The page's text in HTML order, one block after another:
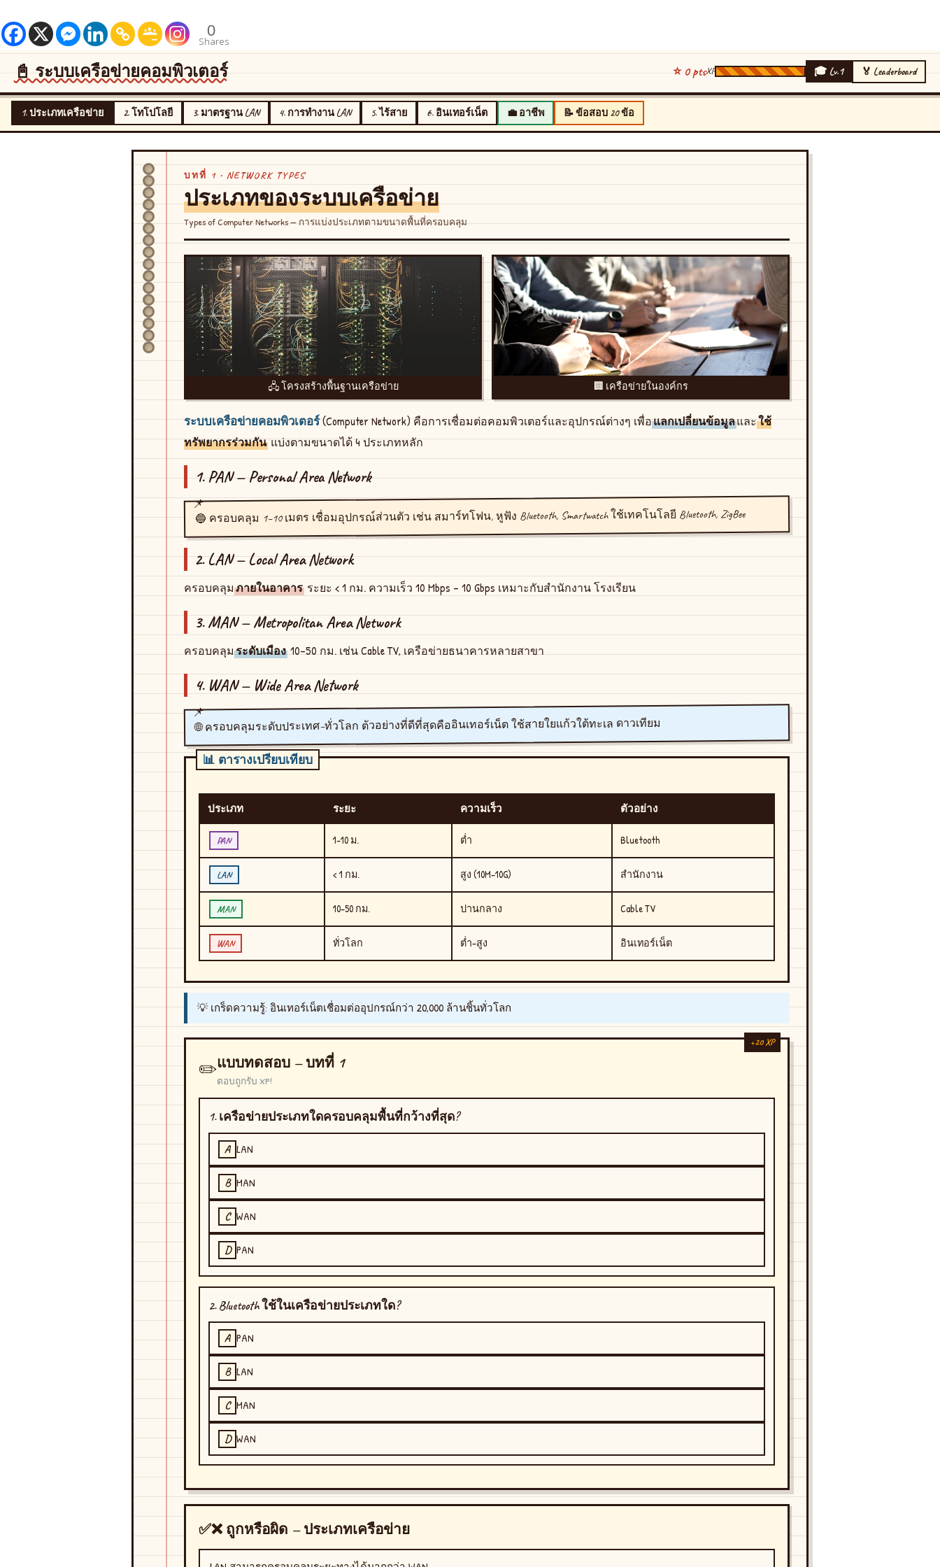
0
Shares
📓 ระบบเครือข่ายคอมพิวเตอร์ ⭐ 0ptsXP 🎓 Lv.1 🏅 Leaderboard
1. ประเภทเครือข่าย 2. โทโปโลยี 3. มาตรฐาน LAN 4. การทำงาน LAN 5. ไร้สาย 6. อินเทอร์เน็ต 💼 อาชีพ 📝 ข้อสอบ 20 ข้อ
บทที่ 1 • NETWORK TYPES
ประเภทของระบบเครือข่าย
Types of Computer Networks — การแบ่งประเภทตามขนาดพื้นที่ครอบคลุม
🖧 โครงสร้างพื้นฐานเครือข่าย 🏢 เครือข่ายในองค์กร
ระบบเครือข่ายคอมพิวเตอร์(Computer Network) คือการเชื่อมต่อคอมพิวเตอร์และอุปกรณ์ต่างๆ เพื่อแลกเปลี่ยนข้อมูลและใช้
ทรัพยากรร่วมกันแบ่งตามขนาดได้ 4 ประเภทหลัก
1. PAN — Personal Area Network
🔵 ครอบคลุม 1–10 เมตร เชื่อมอุปกรณ์ส่วนตัว เช่น สมาร์ทโฟน, หูฟัง Bluetooth, Smartwatch ใช้เทคโนโลยี Bluetooth, ZigBee
2. LAN — Local Area Network
ครอบคลุมภายในอาคาร ระยะ < 1 กม. ความเร็ว 10 Mbps – 10 Gbps เหมาะกับสำนักงาน โรงเรียน
3. MAN — Metropolitan Area Network
ครอบคลุมระดับเมือง10–50 กม. เช่น Cable TV, เครือข่ายธนาคารหลายสาขา
4. WAN — Wide Area Network
🌐 ครอบคลุมระดับประเทศ–ทั่วโลก ตัวอย่างที่ดีที่สุดคืออินเทอร์เน็ต ใช้สายใยแก้วใต้ทะเล ดาวเทียม
📊 ตารางเปรียบเทียบ
ประเภท ระยะ ความเร็ว ตัวอย่าง
PAN 1–10 ม. ต่ำ Bluetooth
LAN < 1 กม. สูง (10M–10G) สำนักงาน
MAN 10–50 กม. ปานกลาง Cable TV
WAN ทั่วโลก ต่ำ–สูง อินเทอร์เน็ต
💡เกร็ดความรู้: อินเทอร์เน็ตเชื่อมต่ออุปกรณ์กว่า 20,000 ล้านชิ้นทั่วโลก
✏️แบบทดสอบ — บทที่ 1
ตอบถูกรับ XP!
+20 XP
1. เครือข่ายประเภทใดครอบคลุมพื้นที่กว้างที่สุด?
A LAN
B MAN
C WAN
D PAN
+20 XP
2. Bluetooth ใช้ในเครือข่ายประเภทใด?
A PAN
B LAN
C MAN
D WAN
✅❌ ถูกหรือผิด — ประเภทเครือข่าย